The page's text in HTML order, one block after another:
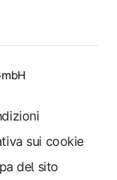
sui cookie
del sito